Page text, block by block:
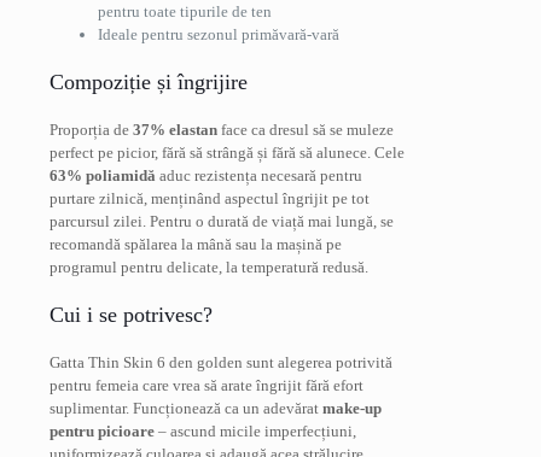
pentru toate tipurile de ten
Ideale pentru sezonul primăvară-vară
Compoziție și îngrijire
Proporția de 37% elastan face ca dresul să se muleze
perfect pe picior, fără să strângă și fără să alunece. Cele
63% poliamidă aduc rezistența necesară pentru
purtare zilnică, menținând aspectul îngrijit pe tot
parcursul zilei. Pentru o durată de viață mai lungă, se
recomandă spălarea la mână sau la mașină pe
programul pentru delicate, la temperatură redusă.
Cui i se potrivesc?
Gatta Thin Skin 6 den golden sunt alegerea potrivită
pentru femeia care vrea să arate îngrijit fără efort
suplimentar. Funcționează ca un adevărat make-up
pentru picioare – ascund micile imperfecțiuni,